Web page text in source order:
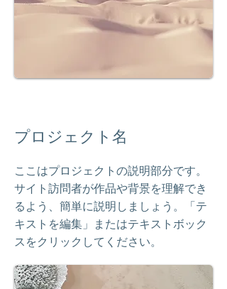
プロジェクト名
ここはプロジェクトの説明部分です。
サイト訪問者が作品や背景を理解でき
るよう、簡単に説明しましょう。「テ
キストを編集」またはテキストボック
スをクリックしてください。